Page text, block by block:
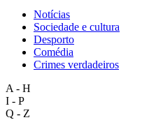
Notícias
Sociedade e cultura
Desporto
Comédia
Crimes verdadeiros
A - H
I - P
Q - Z